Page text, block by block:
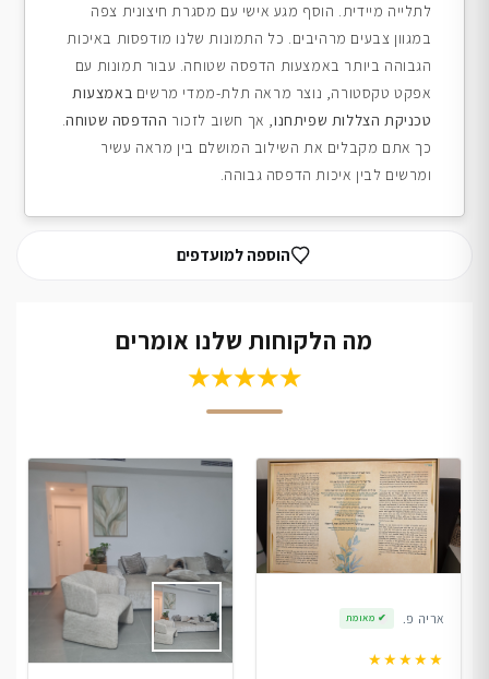
לתלייה מיידית. הוסף מגע אישי עם מסגרת חיצונית צפה
במגוון צבעים מרהיבים. כל התמונות שלנו מודפסות באיכות
הגבוהה ביותר באמצעות הדפסה שטוחה. עבור תמונות עם
אפקט טקסטורה, נוצר מראה תלת-ממדי מרשים באמצעות
טכניקת הצללות שפיתחנו, אך חשוב לזכור ההדפסה שטוחה.
כך אתם מקבלים את השילוב המושלם בין מראה עשיר
ומרשים לבין איכות הדפסה גבוהה.
הוספה למועדפים
מה הלקוחות שלנו אומרים
★★★★★
אריה פ. ✔ מאומת
★★★★★